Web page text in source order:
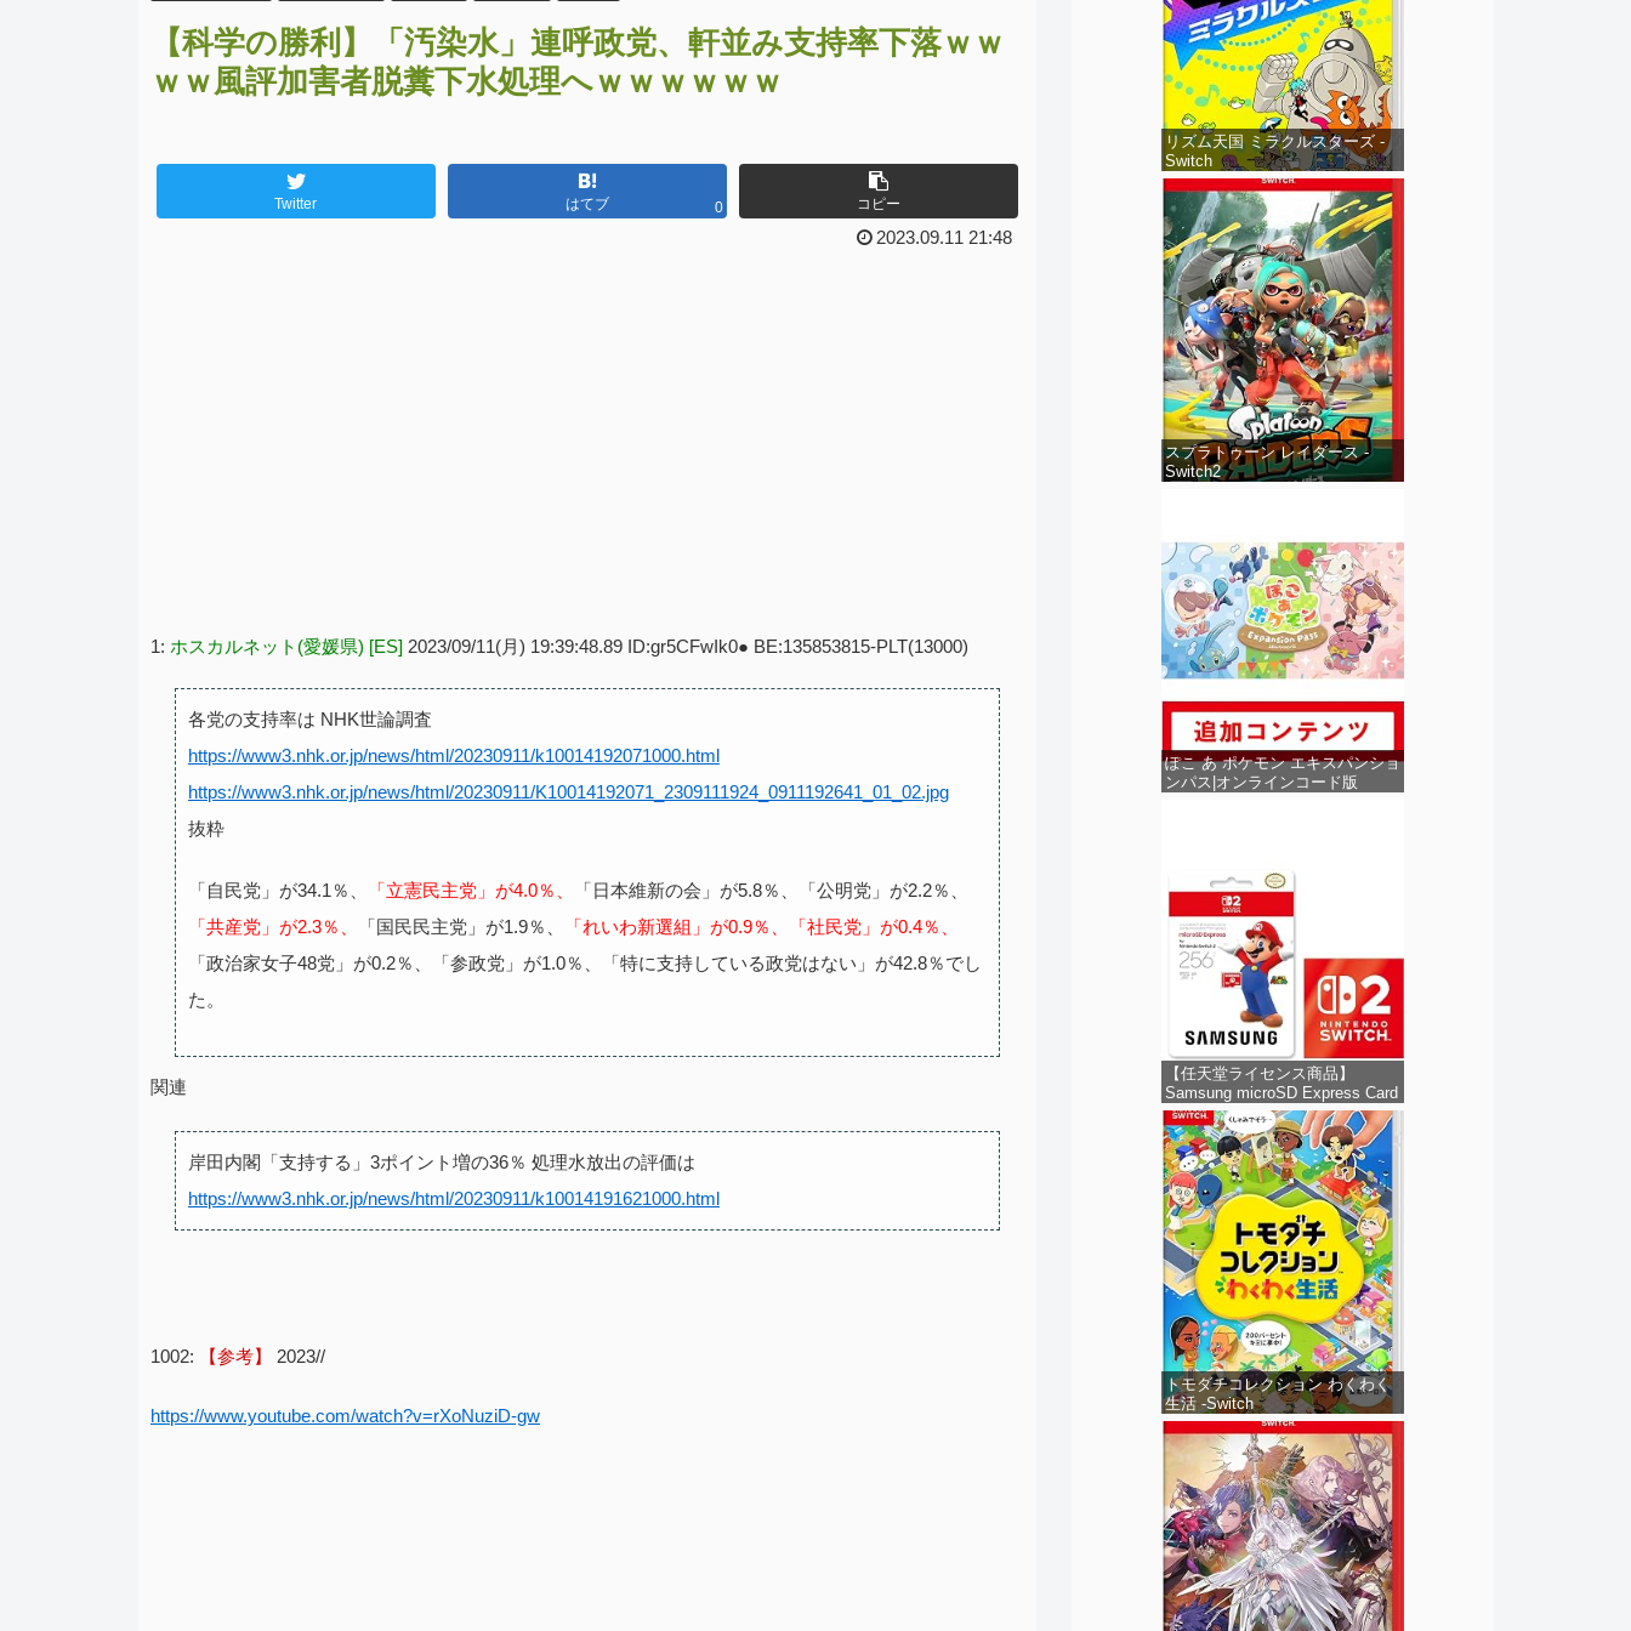
【科学の勝利】「汚染水」連呼政党、軒並み支持率下落ｗｗ
ｗｗ風評加害者脱糞下水処理へｗｗｗｗｗｗ
Twitter はてブ 0 コピー
2023.09.11 21:48
1: ホスカルネット(愛媛県) [ES] 2023/09/11(月) 19:39:48.89 ID:gr5CFwIk0● BE:135853815-PLT(13000)
各党の支持率は NHK世論調査
https://www3.nhk.or.jp/news/html/20230911/k10014192071000.html
https://www3.nhk.or.jp/news/html/20230911/K10014192071_2309111924_0911192641_01_02.jpg
抜粋
「自民党」が34.1％、 「立憲民主党」が4.0％、
「日本維新の会」が5.8％、「公明党」が2.2％、
「共産党」が2.3％、
「国民民主党」が1.9％、
「れいわ新選組」が0.9％、「社民党」が0.4％、
「政治家女子48党」が0.2％、「参政党」が1.0％、「特に支持している政党はない」が42.8％でし
た。
関連
岸田内閣「支持する」3ポイント増の36％ 処理水放出の評価は
https://www3.nhk.or.jp/news/html/20230911/k10014191621000.html
1002: 【参考】 2023//
https://www.youtube.com/watch?v=rXoNuziD-gw
リズム天国 ミラクルスターズ -
Switch
スプラトゥーン レイダース -
Switch2
ぽこ あ ポケモン エキスパンショ
ンパス|オンラインコード版
【任天堂ライセンス商品】
Samsung microSD Express Card
256GB for Nintendo Switch 2(サ
ムスン マイクロSDエクスプレス
カード 256GB) 【Amazon.co.jp
限定特典】Nintendo S
トモダチコレクション わくわく
生活 -Switch